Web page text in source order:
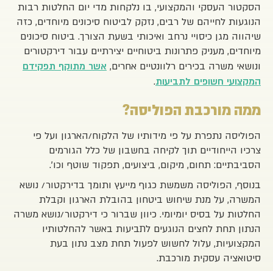
הסקטור העסקי והמקצועי, בו נלקחות מדי יום החלטות רבות
הנוגעות לחייהם של רבים, נזקק לביטוח סיכונים מיוחדים, כזה
שיהווה מגן כיסויי נרחב ואיכותי בשעת הצורך. ביטוח סיכונים
מיוחדים, מעניק פתרונות ביטוחיים יצירתיים עבור דירקטורים
ונושאי משרה בכירים רלוונטיים אחרים, אשר מתוקף תפקידם
המקצועי חשופים לתביעות.
ממה מורכבת הפוליסה?
הפוליסה נתפרת על פי מידותיו של הלקוח/הארגון ועל פי
צרכיו הייחודיים תוך לקיחה בחשבון של כלל הגורמים
הסביבתיים: תחום, מיקום, ביצועים, תפקוד שוטף וכו'.
בנוסף, הפוליסה משמשת כגוף מייעץ ותומך בדירקטור/ נושא
המשרה, על מנת שיחוש ביטחון בהובלת הארגון וקבלת
החלטות על בסיס יומיומי. כיוון שברור כי דירקטור/נושא משרה
הנתון תחת לחצים הנוגעים לתביעות באשר להחלטותיו
המקצועיות, עלול לחשוש לפעול תחת מצב נתון בעת
סיטואציה עסקית מורכבת.